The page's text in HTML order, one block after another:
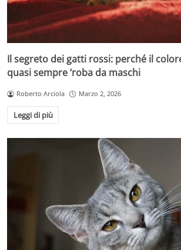
Il segreto dei gatti rossi: perché il
quasi sempre ‘roba da maschi
Roberto Arciola Marzo 2, 2026
Leggi di più